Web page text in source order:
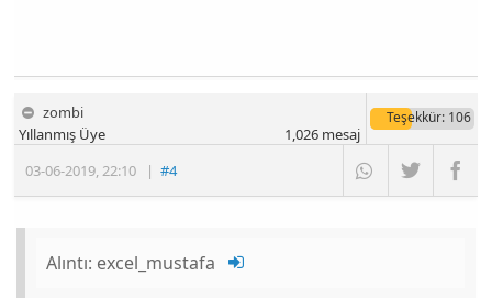
zombi
03-06-2019,22:10 |#4
Yıllanmış Üye
Teşekkür: 106
1,026mesaj
Alıntı: excel_mustafa